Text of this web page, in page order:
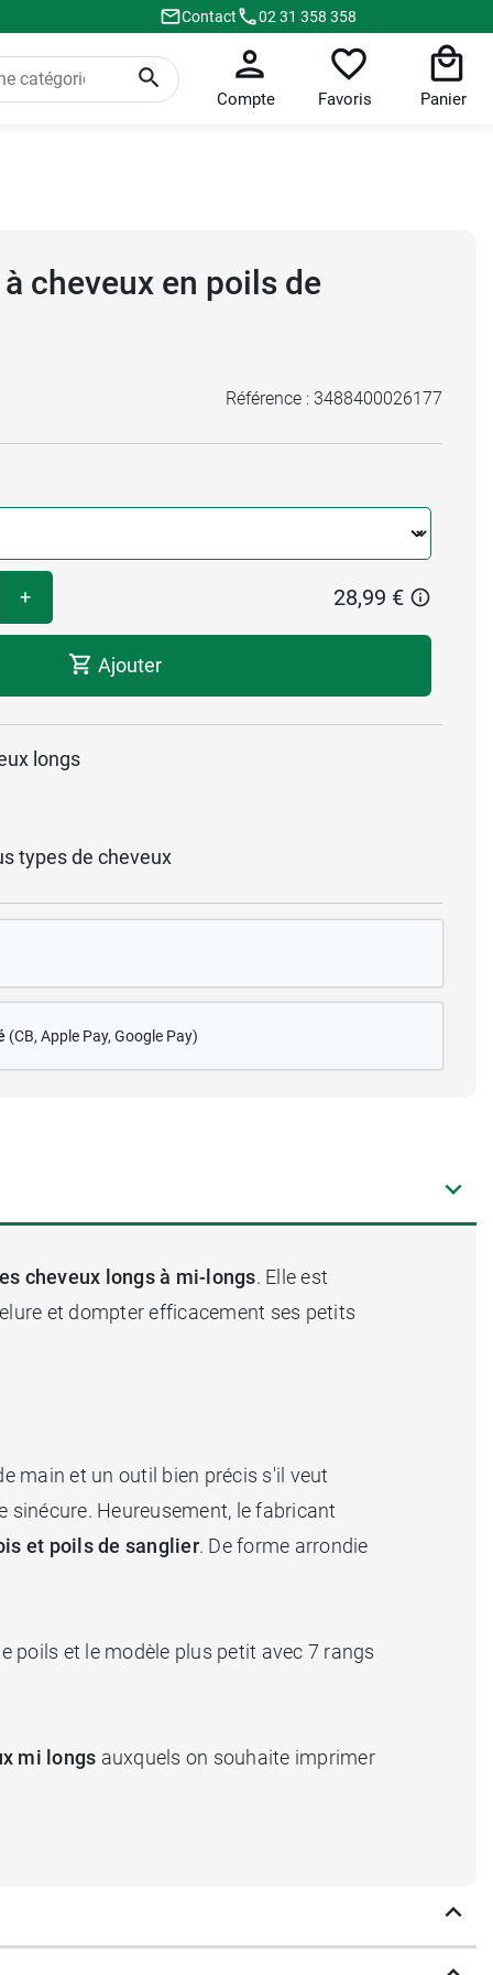
Contact 02 31 358 358
Compte Favoris Panier
cheveux en poils de
Référence : 3488400026177
+ 28,99 €
Ajouter
longs
types de cheveux
(CB, Apple Pay, Google Pay)
cheveux longs à mi-longs. Elle est
et dompter efficacement ses petits
main et un outil bien précis s'il veut
sinécure. Heureusement, le fabricant
et poils de sanglier. De forme arrondie
poils et le modèle plus petit avec 7 rangs
mi longs auxquels on souhaite imprimer
les impuretés pour unechevelure